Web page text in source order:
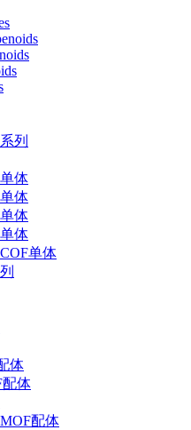
列
体
体
体
体
单体
体
体
配体